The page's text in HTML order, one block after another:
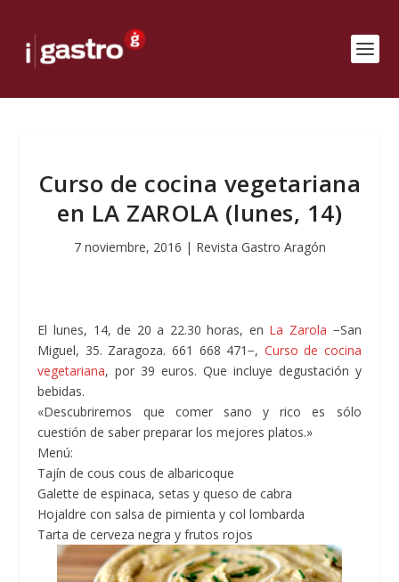
Curso de cocina vegetariana
en LA ZAROLA (lunes, 14)
7 noviembre, 2016 | Revista Gastro Aragón
El lunes, 14, de 20 a 22.30 horas, en La Zarola −San
Miguel, 35. Zaragoza. 661 668 471−, Curso de cocina
vegetariana, por 39 euros. Que incluye degustación y
bebidas.
«Descubriremos que comer sano y rico es sólo
cuestión de saber preparar los mejores platos.»
Menú:
Tajín de cous cous de albaricoque
Galette de espinaca, setas y queso de cabra
Hojaldre con salsa de pimienta y col lombarda
Tarta de cerveza negra y frutos rojos